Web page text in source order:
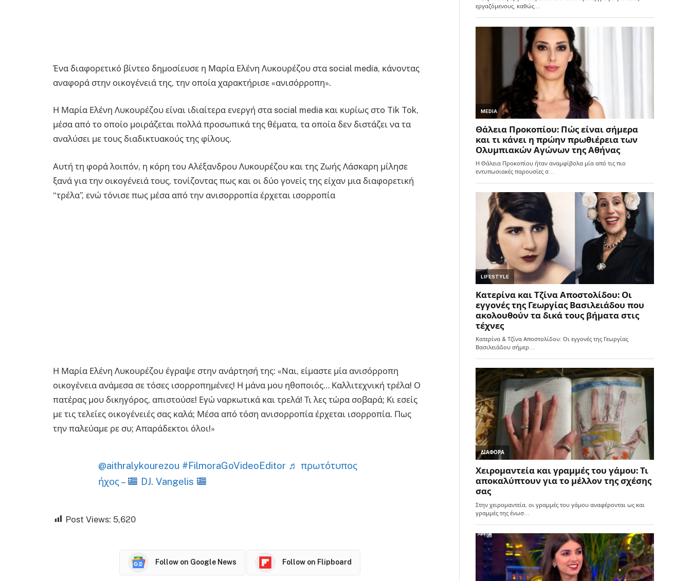
Ένα διαφορετικό βίντεο δημοσίευσε η Μαρία Ελένη Λυκουρέζου στα social media, κάνοντας
αναφορά στην οικογένειά της, την οποία χαρακτήρισε «ανισόρροπη».
Η Μαρία Ελένη Λυκουρέζου είναι ιδιαίτερα ενεργή στα social media και κυρίως στο Tik Tok,
μέσα από το οποίο μοιράζεται πολλά προσωπικά της θέματα, τα οποία δεν διστάζει να τα
αναλύσει με τους διαδικτυακούς της φίλους.
Αυτή τη φορά λοιπόν, η κόρη του Αλέξανδρου Λυκουρέζου και της Ζωής Λάσκαρη μίλησε
ξανά για την οικογένειά τους, τονίζοντας πως και οι δύο γονείς της είχαν μια διαφορετική
“τρέλα”, ενώ τόνισε πως μέσα από την ανισορροπία έρχεται ισορροπία
Η Μαρία Ελένη Λυκουρέζου έγραψε στην ανάρτησή της: «Ναι, είμαστε μία ανισόρροπη
οικογένεια ανάμεσα σε τόσες ισορροπημένες! Η μάνα μου ηθοποιός… Καλλιτεχνική τρέλα! Ο
πατέρας μου δικηγόρος, απιστούσε! Εγώ ναρκωτικά και τρελά! Τι λες τώρα σοβαρά; Κι εσείς
με τις τελείες οικογένειές σας καλά; Μέσα από τόση ανισορροπία έρχεται ισορροπία. Πως
την παλεύαμε ρε συ; Απαράδεκτοι όλοι!»
@aithralykourezou #FilmoraGoVideoEditor ♬ πρωτότυπος
ήχος –
DJ. Vangelis
Post Views: 5,620
Follow on Google News Follow on Flipboard